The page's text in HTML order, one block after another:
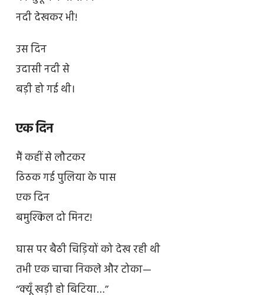
नदी देखकर भी!
उस दिन
उदासी नदी से
बड़ी हो गई थी।
एक दिन
मैं कहीं से लौटकर
ठिठक गई पुलिया के पास
एक दिन
बमुश्किल दो मिनट!
घास पर बैठी चिड़ियों को देख रही थी
तभी एक चाचा निकले और टोका—
‘‘क्यूँ खड़ी हो बिटिया…’’